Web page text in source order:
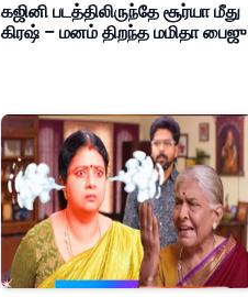
கஜினி படத்திலிருந்தே சூர்யா மீது
கிரஷ் – மனம் திறந்த மமிதா பைஜு